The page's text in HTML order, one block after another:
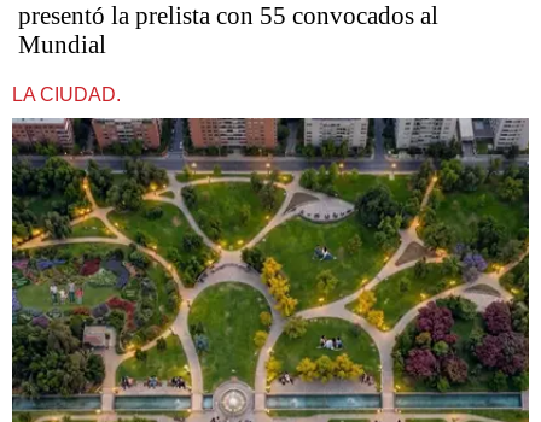
presentó la prelista con 55 convocados al
Mundial
LA CIUDAD.